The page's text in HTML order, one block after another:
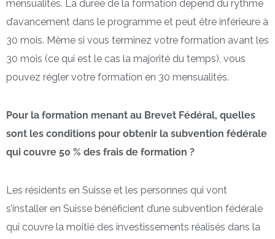
mensualités. La durée de la formation dépend du rythme
d’avancement dans le programme et peut être inférieure à
30 mois. Même si vous terminez votre formation avant les
30 mois (ce qui est le cas la majorité du temps), vous
pouvez régler votre formation en 30 mensualités.
Pour la formation menant au Brevet Fédéral, quelles
sont les conditions pour obtenir la subvention fédérale
qui couvre 50 % des frais de formation ?
Les résidents en Suisse et les personnes qui vont
s’installer en Suisse bénéficient d’une subvention fédérale
qui couvre la moitié des investissements réalisés dans la